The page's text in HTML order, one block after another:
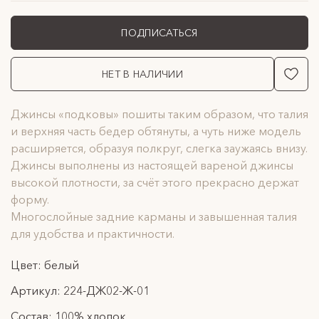
ПОДПИСАТЬСЯ
НЕТ В НАЛИЧИИ
Джинсы «подковы» пошиты таким образом, что талия
и верхняя часть бедер обтянуты, а чуть ниже модель
расширяется, образуя полкруг, слегка заужаясь внизу.
Джинсы выполнены из настоящей вареной джинсы
высокой плотности, за счёт этого прекрасно держат
форму.
Многослойные задние карманы и завышенная талия
для удобства и практичности.
Цвет: белый
Артикул: 224-ДЖ02-Ж-01